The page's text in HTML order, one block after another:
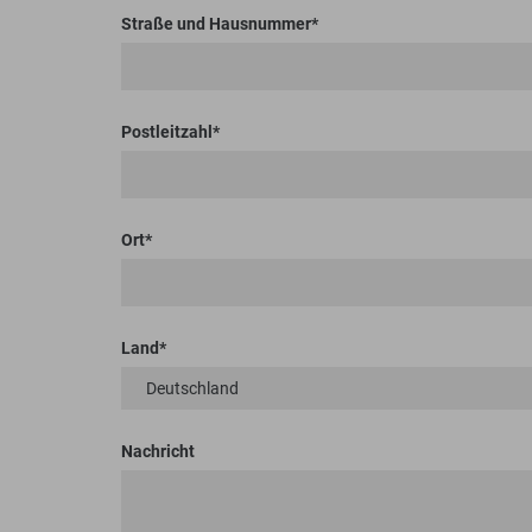
Straße und Hausnummer
Postleitzahl
Ort
Land
Nachricht